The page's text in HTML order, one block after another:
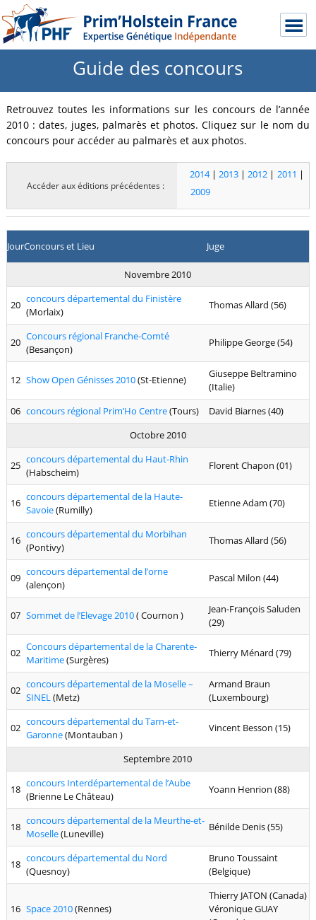
Guide des concours
Retrouvez toutes les informations sur les concours de l’année
2010 : dates, juges, palmarès et photos. Cliquez sur le nom du
concours pour accéder au palmarès et aux photos.
Accéder aux éditions précédentes :
2014| 2013| 2012| 2011 |
2009
JourConcours et Lieu Juge
Novembre 2010
20 concours départemental du Finistère
(Morlaix)
Thomas Allard (56)
20 Concours régional Franche-Comté
(Besançon)
Philippe George (54)
12 Show Open Génisses 2010(St-Etienne)
Giuseppe Beltramino
(Italie)
06 concours régional Prim’Ho Centre(Tours)
David Biarnes (40)
Octobre 2010
25 concours départemental du Haut-Rhin
(Habscheim)
Florent Chapon (01)
16 concours départemental de la Haute-
Savoie(Rumilly)
Etienne Adam (70)
16 concours départemental du Morbihan
(Pontivy)
Thomas Allard (56)
09 concours départemental de l’orne
(alençon)
Pascal Milon (44)
07 Sommet de l’Elevage 2010( Cournon )
Jean-François Saluden
(29)
02 Concours départemental de la Charente-
Maritime(Surgères)
Thierry Ménard (79)
02 concours départemental de la Moselle –
SINEL(Metz)
Armand Braun
(Luxembourg)
02 concours départemental du Tarn-et-
Garonne(Montauban )
Vincent Besson (15)
Septembre 2010
18 concours Interdépartemental de l’Aube
(Brienne Le Château)
Yoann Henrion (88)
18 concours départemental de la Meurthe-et-
Moselle(Luneville)
Bénilde Denis (55)
18 concours départemental du Nord
(Quesnoy)
Bruno Toussaint
(Belgique)
16 Space 2010(Rennes)
Thierry JATON (Canada)
Véronique GUAY